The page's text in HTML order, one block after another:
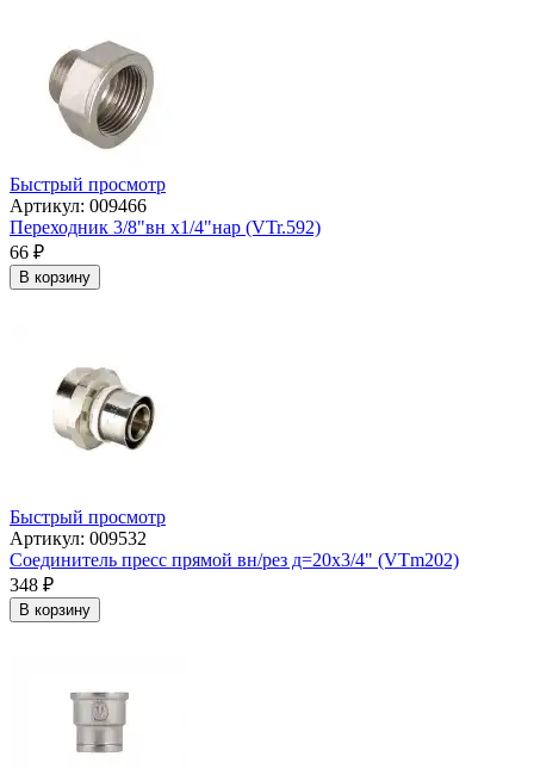
Быстрый просмотр
Артикул: 009466
Переходник 3/8"вн х1/4"нар (VTr.592)
66 ₽
В корзину
Быстрый просмотр
Артикул: 009532
Соединитель пресс прямой вн/рез д=20х3/4" (VTm202)
348 ₽
В корзину